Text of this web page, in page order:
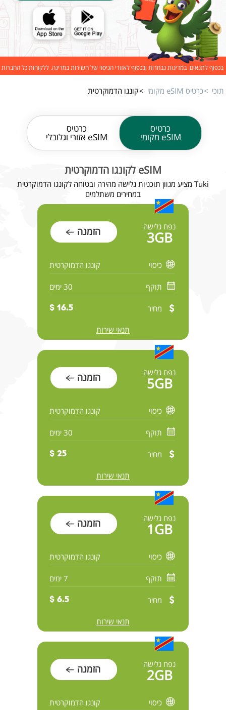
בכפוף לתנאים. במדינות נבחרות ובכפוף לאזורי הכיסוי של השירות במדינה. ללקוחות כל החברות
תוכי כרטיס eSIM מקומי קונגו הדמוקרטית
כרטיס
eSIM מקומי
כרטיס
eSIM אזורי וגלובלי
eSIM לקונגו הדמוקרטית
Tuki מציע מגוון תוכניות גלישה מהירה ובטוחה לקונגו הדמוקרטית
במחירים משתלמים
נפח גלישה
3GB הזמנה
כיסוי קונגו הדמוקרטית
תוקף 30 ימים
מחיר 16.5 $
תנאי שירות
נפח גלישה
5GB הזמנה
כיסוי קונגו הדמוקרטית
תוקף 30 ימים
מחיר 25 $
תנאי שירות
נפח גלישה
1GB הזמנה
כיסוי קונגו הדמוקרטית
תוקף 7 ימים
מחיר 6.5 $
תנאי שירות
נפח גלישה
2GB הזמנה
כיסוי קונגו הדמוקרטית